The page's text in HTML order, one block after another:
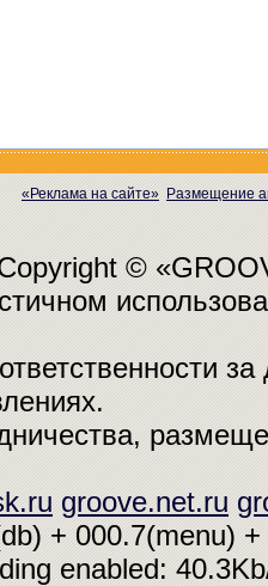
«Реклама на сайте» Размещение
©
groove.net.ru
+ 000.7(menu)
enabled: